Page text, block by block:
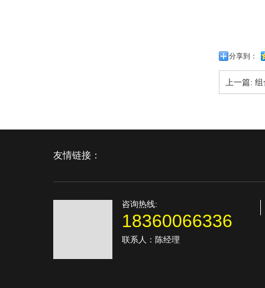
分享到：
上一篇: 组
友情链接：
咨询热线:
18360066336
联系人：陈经理